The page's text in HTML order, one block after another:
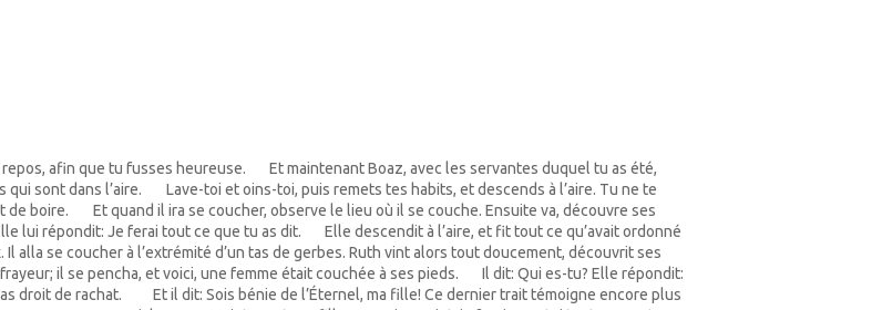
afin que tu fusses heureuse.
Et maintenant Boaz, avec les servantes duquel tu as été,
sont dans l’aire.
Lave-toi et oins-toi, puis remets tes habits, et descends à l’aire. Tu ne te
de boire.
Et quand il ira se coucher, observe le lieu où il se couche. Ensuite va, découvre ses
lui répondit: Je ferai tout ce que tu as dit.
Elle descendit à l’aire, et fit tout ce qu’avait ordonné
alla se coucher à l’extrémité d’un tas de gerbes. Ruth vint alors tout doucement, découvrit ses
il se pencha, et voici, une femme était couchée à ses pieds.
Il dit: Qui es-tu? Elle répondit:
droit de rachat.
Et il dit: Sois bénie de l’Éternel, ma fille! Ce dernier trait témoigne encore plus